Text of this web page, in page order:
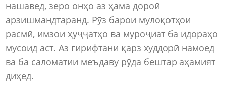
нашавед, зеро онҳо аз ҳама дороӣ
арзишмандтаранд. Рӯз барои мулоқотҳои
расмӣ, имзои ҳуҷҷатҳо ва муроҷиат ба идораҳо
мусоид аст. Аз гирифтани қарз худдорӣ намоед
ва ба саломатии меъдаву рӯда бештар аҳамият
диҳед.